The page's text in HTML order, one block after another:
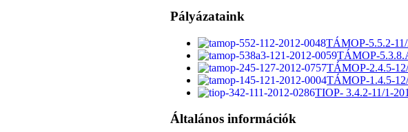
Pályázataink
TÁMOP-5.5.2-
TÁMOP-
TÁMOP-2.4.5-
TÁMOP-1.4.5-
TIOP- 3.4.2-11/1-
Általános információk